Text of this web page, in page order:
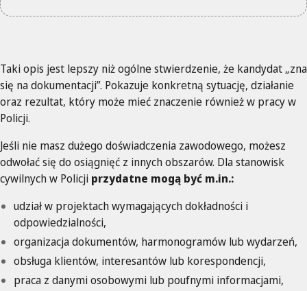
Taki opis jest lepszy niż ogólne stwierdzenie, że kandydat „zna
się na dokumentacji”. Pokazuje konkretną sytuację, działanie
oraz rezultat, który może mieć znaczenie również w pracy w
Policji.
Jeśli nie masz dużego doświadczenia zawodowego, możesz
odwołać się do osiągnięć z innych obszarów. Dla stanowisk
cywilnych w Policji przydatne mogą być m.in.:
udział w projektach wymagających dokładności i
odpowiedzialności,
organizacja dokumentów, harmonogramów lub wydarzeń,
obsługa klientów, interesantów lub korespondencji,
praca z danymi osobowymi lub poufnymi informacjami,